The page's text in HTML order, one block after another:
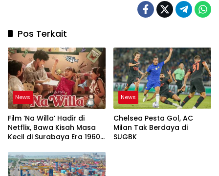
Pos Terkait
News
Film ‘Na Willa’ Hadir di
Netflix, Bawa Kisah Masa
Kecil di Surabaya Era 1960-
News
Chelsea Pesta Gol, AC
Milan Tak Berdaya di
SUGBK